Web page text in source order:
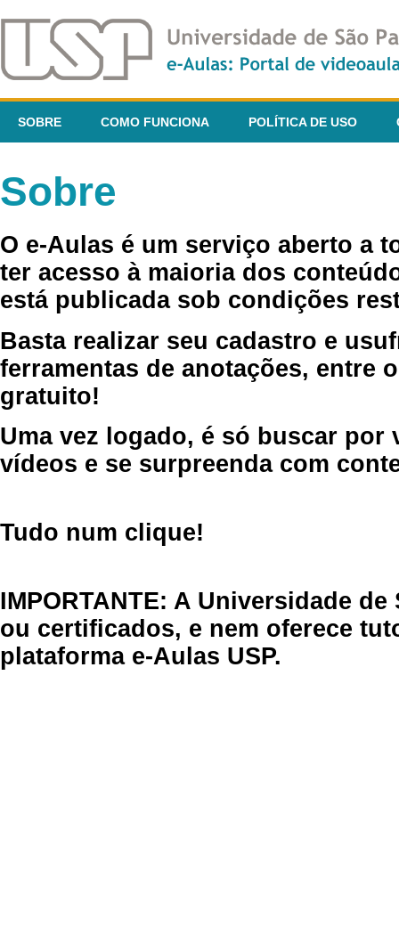
SOBRE COMO FUNCIONA POLÍTICA DE USO
Sobre
O e-Aulas é um serviço aberto a
ter acesso à maioria dos
está publicada sob condições
Basta realizar seu cadastro e
ferramentas de anotações, entre
gratuito!
Uma vez logado, é só buscar por
vídeos e se surpreenda com
Tudo num clique!
IMPORTANTE: A Universidade
ou certificados, e nem oferece
plataforma e-Aulas USP.